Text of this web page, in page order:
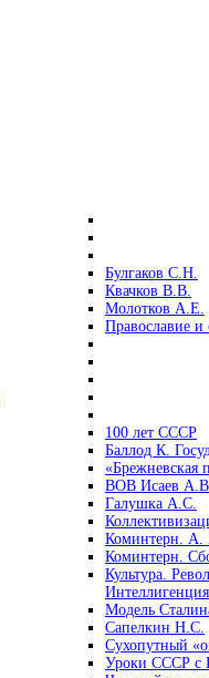
Булгаков С.Н.
Квачков В.В.
Молотков А.Е.
Православие и
100 лет СССР
Баллод К.
«Брежневская
ВОВ Исаев
Галушка А.С.
Коминтерн. А.
Коминтерн.
Культура.
Модель
Сапелкин Н.С.
Сухопутный
Уроки СССР